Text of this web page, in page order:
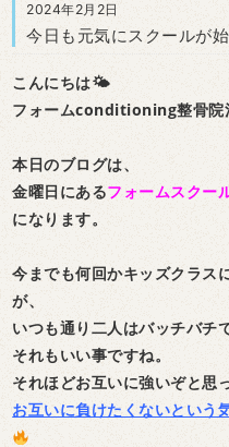
2024年2月2日
今日も元気にスクールが
こんにちは🌤
フォームconditioning整骨院
本日のブログは、
金曜日にあるフォームスクー
になります。
今までも何回かキッズクラス
が、
いつも通り二人はバッチバチ
それもいい事ですね。
それほどお互いに強いぞと思
お互いに負けたくないという